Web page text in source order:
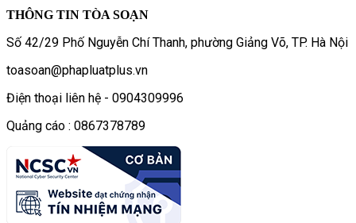
THÔNG TIN TÒA SOẠN
Số 42/29 Phố Nguyễn Chí Thanh, phường Giảng Võ, TP. Hà Nội
toasoan@phapluatplus.vn
Điện thoại liên hệ - 0904309996
Quảng cáo : 0867378789